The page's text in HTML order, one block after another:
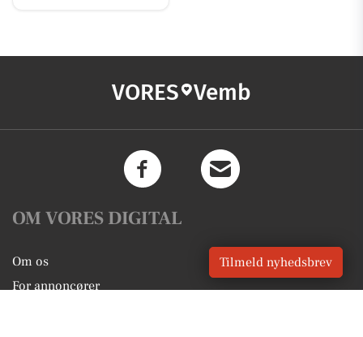
VORES Vemb
OM VORES DIGITAL
Om os
For annoncører
Tilmeld nyhedsbrev